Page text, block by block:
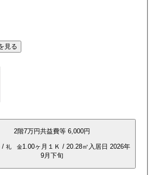
見る
2階7万円共益費等 6,000円
/ 礼 金1.00ヶ月 １Ｋ / 20.28㎡ 入居日 2026年
9月下旬